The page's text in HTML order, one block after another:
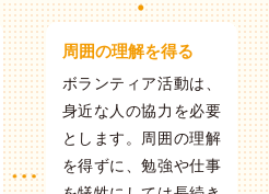
周囲の理解を得る
ボランティア活動は、
身近な人の協力を必要
とします。周囲の理解
を得ずに、勉強や仕事